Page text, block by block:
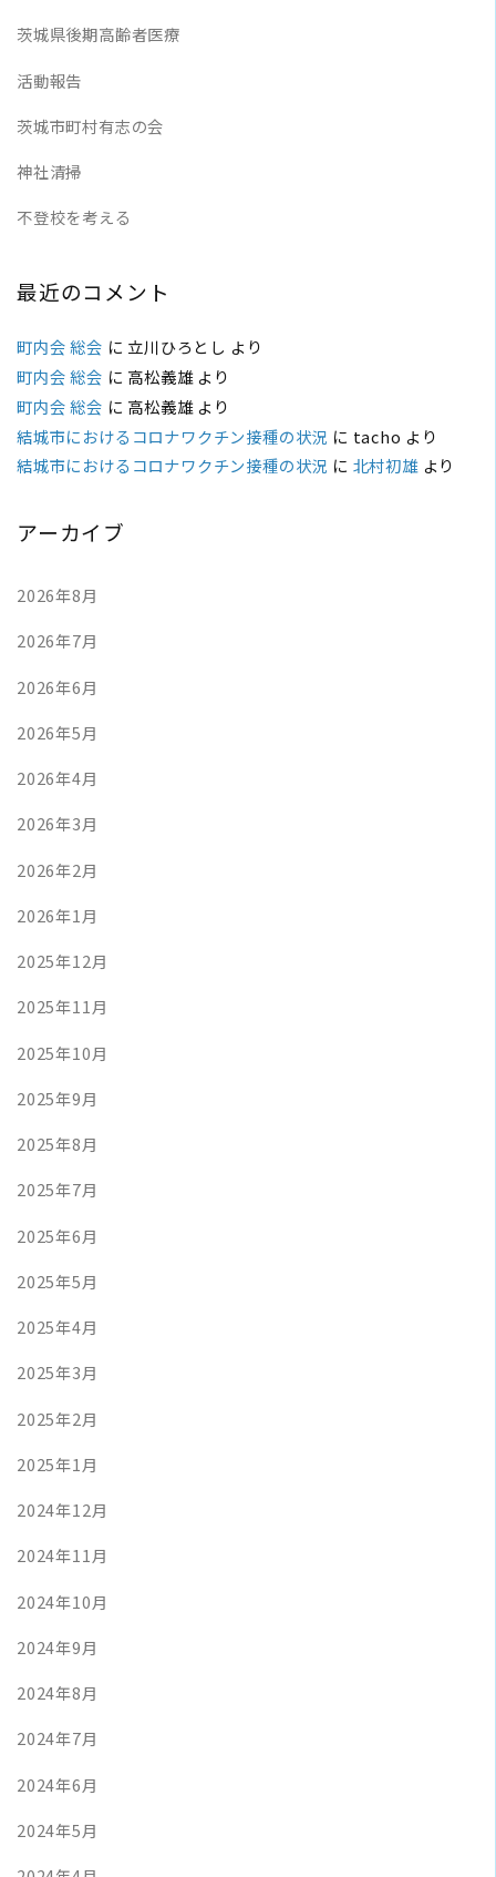
茨城県後期高齢者医療
活動報告
茨城市町村有志の会
神社清掃
不登校を考える
最近のコメント
町内会 総会 に 立川ひろとし より
町内会 総会 に 高松義雄より
町内会 総会 に 高松義雄より
結城市におけるコロナワクチン接種の状況 に tacho より
結城市におけるコロナワクチン接種の状況 に 北村初雄より
アーカイブ
2026年8月
2026年7月
2026年6月
2026年5月
2026年4月
2026年3月
2026年2月
2026年1月
2025年12月
2025年11月
2025年10月
2025年9月
2025年8月
2025年7月
2025年6月
2025年5月
2025年4月
2025年3月
2025年2月
2025年1月
2024年12月
2024年11月
2024年10月
2024年9月
2024年8月
2024年7月
2024年6月
2024年5月